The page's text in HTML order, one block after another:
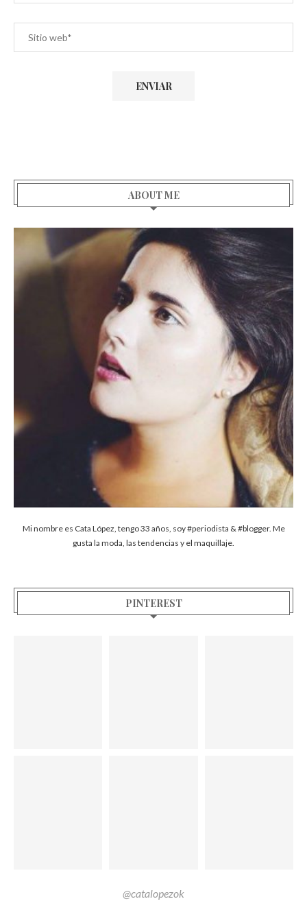
ABOUT ME
Mi nombre es Cata López, tengo 33 años, soy #periodista & #blogger. Me
gusta la moda, las tendencias y el maquillaje.
PINTEREST
@catalopezok